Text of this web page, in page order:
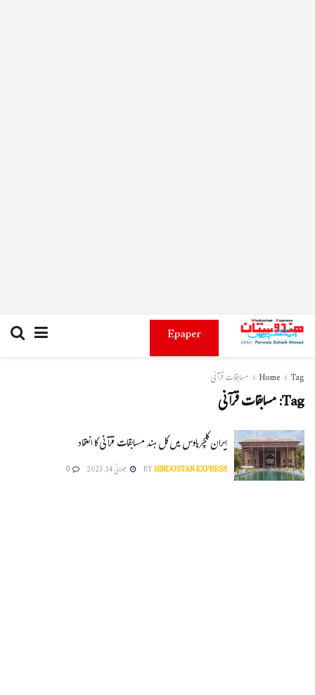
Epaper
Home Tag مسابقات قرآنی
Tag:مسابقات قرآنی
ایران کلچرہاوس میں کل ہند مسابقات قرآنی کا انعقاد
BYHINDUSTAN EXPRESS جولائی 14, 2023 0